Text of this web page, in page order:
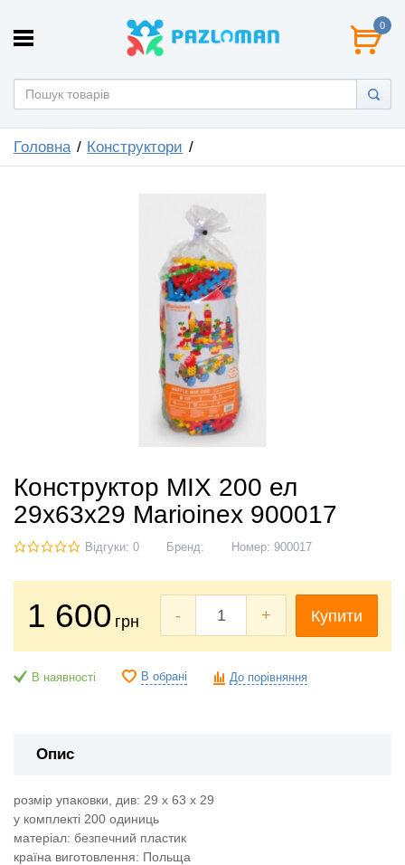
0
Головна Конструктори
Конструктор MIX 200 ел
29х63х29 Marioinex 900017
Відгуки: 0 Бренд: Номер: 900017
1 600 грн - + Купити
В наявності В обрані До порівняння
Опис
розмір упаковки, див: 29 x 63 x 29
у комплекті 200 одиниць
матеріал: безпечний пластик
країна виготовлення: Польща